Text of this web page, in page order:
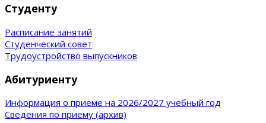
Студенту
Расписание занятий
Студенческий совет
Трудоустройство выпускников
Абитуриенту
Информация о приеме на 2026/2027 учебный год
Сведения по приему (архив)